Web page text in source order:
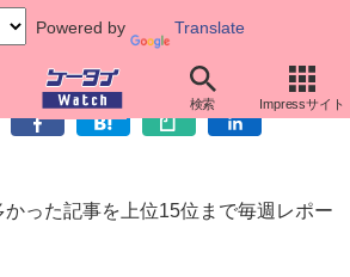
Powered by Translate
検索 Impressサイト
った記事を上位15位まで毎週レポー